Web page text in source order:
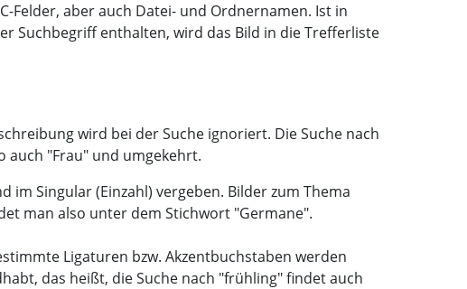
Felder, aber auch Datei- und Ordnernamen. Ist in
Suchbegriff enthalten, wird das Bild in die Trefferliste
wird bei der Suche ignoriert. Die Suche nach
auch "Frau" und umgekehrt.
im Singular (Einzahl) vergeben. Bilder zum Thema
man also unter dem Stichwort "Germane".
Ligaturen bzw. Akzentbuchstaben werden
das heißt, die Suche nach "frühling" findet auch